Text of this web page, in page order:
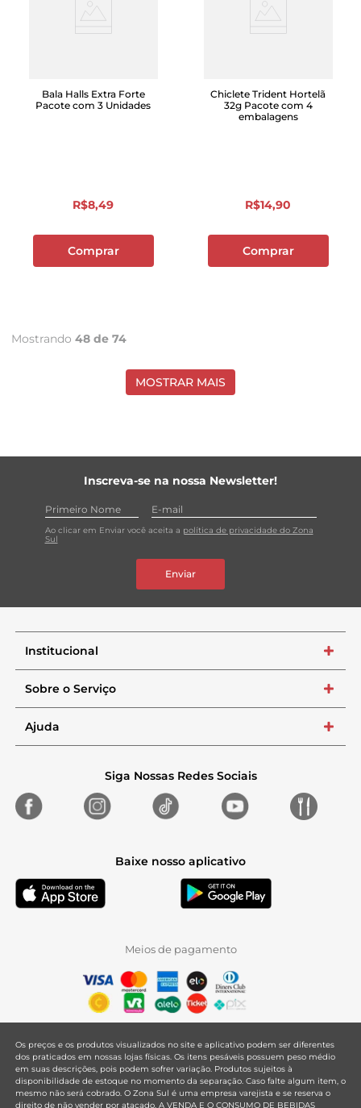
Bala Halls Extra Forte
Pacote com 3 Unidades
R$8,49
Comprar
Chiclete Trident Hortelã
32g Pacote com 4
embalagens
R$14,90
Comprar
Mostrando 48 de 74
MOSTRAR MAIS
Inscreva-se na nossa Newsletter!
Ao clicar em Enviar você aceita a política de privacidade do Zona
Sul
Enviar
Institucional +
Sobre o Serviço +
Ajuda +
Siga Nossas Redes Sociais
Baixe nosso aplicativo
Meios de pagamento
Os preços e os produtos visualizados no site e aplicativo podem ser diferentes
dos praticados em nossas lojas físicas. Os itens pesáveis possuem peso médio
em suas descrições, pois podem sofrer variação. Produtos sujeitos à
disponibilidade de estoque no momento da separação. Caso falte algum item, o
mesmo não será cobrado. O Zona Sul é uma empresa varejista e se reserva o
direito de não vender por atacado. A VENDA E O CONSUMO DE BEBIDAS